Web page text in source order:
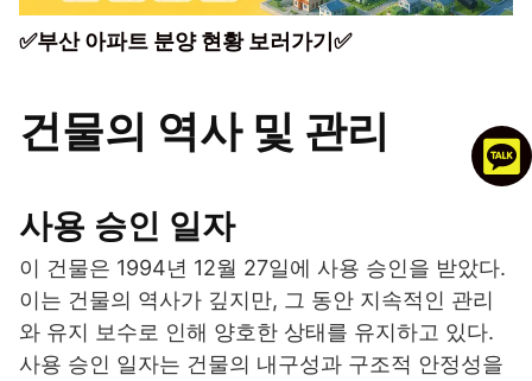
✅부산 아파트 분양 현황 보러가기✅
건물의 역사 및 관리
사용 승인 일자
이 건물은 1994년 12월 27일에 사용 승인을 받았다.
이는 건물의 역사가 깊지만, 그 동안 지속적인 관리
와 유지 보수로 인해 양호한 상태를 유지하고 있다.
사용 승인 일자는 건물의 내구성과 구조적 안정성을